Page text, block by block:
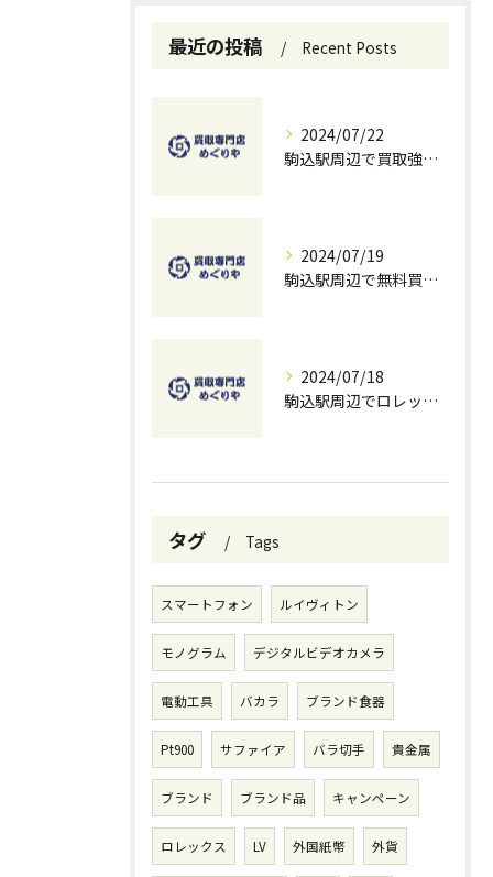
最近の投稿 Recent Posts
2024/07/22
駒込駅周辺で買取強化中！お得に売るための秘訣
2024/07/19
駒込駅周辺で無料買取を試すチャンス！ベストな方法とコツ
2024/07/18
駒込駅周辺でロレックスを高価買取する方法と無料査定のコツ
タグ Tags
スマートフォン ルイヴィトン
モノグラム デジタルビデオカメラ
電動工具 バカラ ブランド食器
Pt900 サファイア バラ切手 貴金属
ブランド ブランド品 キャンペーン
ロレックス LV 外国紙幣 外貨